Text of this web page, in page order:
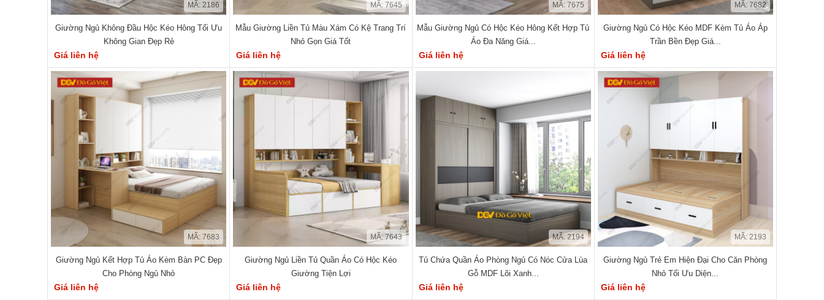
MÃ: 2186
Giường Ngủ Không Đầu Hộc Kéo Hông Tối Ưu
Không Gian Đẹp Rẻ
Giá liên hệ
MÃ: 7645
Mẫu Giường Liền Tủ Màu Xám Có Kệ Trang Trí
Nhỏ Gọn Giá Tốt
Giá liên hệ
MÃ: 7675
Mẫu Giường Ngủ Có Hộc Kéo Hông Kết Hợp Tủ
Áo Đa Năng Giá...
Giá liên hệ
MÃ: 7682
Giường Ngủ Có Hộc Kéo MDF Kèm Tủ Áo Áp
Trần Bền Đẹp Giá...
Giá liên hệ
MÃ: 7683
Giường Ngủ Kết Hợp Tủ Áo Kèm Bàn PC Đẹp
Cho Phòng Ngủ Nhỏ
Giá liên hệ
MÃ: 7643
Giường Ngủ Liền Tủ Quần Áo Có Hộc Kéo
Giường Tiện Lợi
Giá liên hệ
MÃ: 2194
Tủ Chứa Quần Áo Phòng Ngủ Có Nóc Cửa Lùa
Gỗ MDF Lõi Xanh...
Giá liên hệ
MÃ: 2193
Giường Ngủ Trẻ Em Hiện Đại Cho Căn Phòng
Nhỏ Tối Ưu Diện...
Giá liên hệ